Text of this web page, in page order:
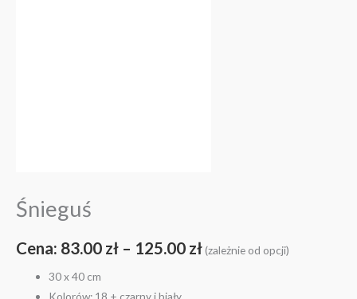
Śnieguś
Cena: 83.00 zł – 125.00 zł(zależnie od opcji)
30 x 40 cm
Kolorów: 18 + czarny i biały